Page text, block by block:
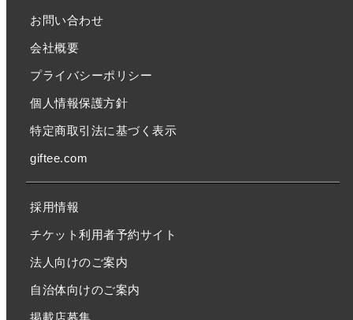
お問い合わせ
会社概要
プライバシーポリシー
個人情報保護方針
特定商取引法に基づく表示
giftee.com
採用情報
チケット利用者予約サイト
法人向けのご案内
自治体向けのご案内